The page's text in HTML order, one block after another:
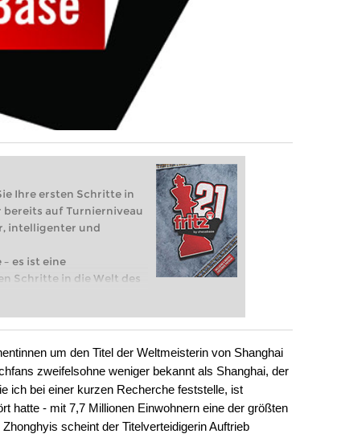
Ihre ersten Schritte in
bereits auf Turnierniveau
intelligenter und
es ist eine
Schritte in die Welt des
spielen: Mit
um den Titel der Weltmeisterin von Shanghai
zweifelsohne weniger bekannt als Shanghai, der
ich bei einer kurzen Recherche feststelle, ist
hatte - mit 7,7 Millionen Einwohnern eine der größten
scheint der Titelverteidigerin Auftrieb